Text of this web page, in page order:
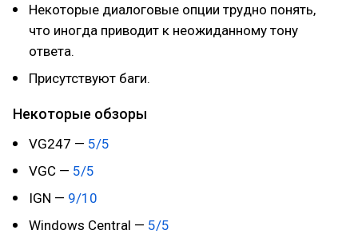
Некоторые диалоговые опции трудно понять,
что иногда приводит к неожиданному тону
ответа.
Присутствуют баги.
Некоторые обзоры
VG247 — 5/5
VGC — 5/5
IGN — 9/10
Windows Central — 5/5